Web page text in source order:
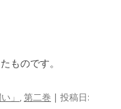
ものです。
」 ,第二巻 | 投稿日: